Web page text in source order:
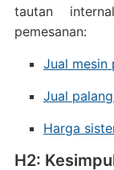
tautan
pemesanan:
Jual mesin
Jual
Harga
H2: